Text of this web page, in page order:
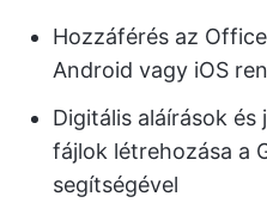
Hozzáférés az
Android vagy iOS
Digitális aláírások
fájlok létrehozása a
segítségével